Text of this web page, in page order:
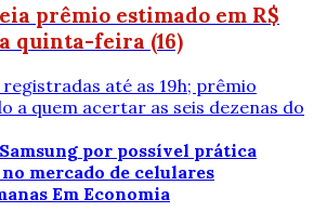
prêmio estimado em R$
quinta-feira (16)
até as 19h; prêmio
a quem acertar as seis dezenas do
Em Economia